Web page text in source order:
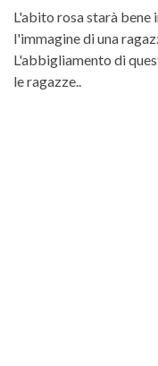
L'abito rosa starà bene
l'immagine di una
L'abbigliamento di
le ragazze..